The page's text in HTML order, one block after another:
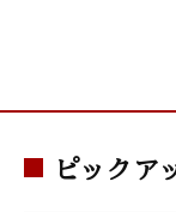
ピックア